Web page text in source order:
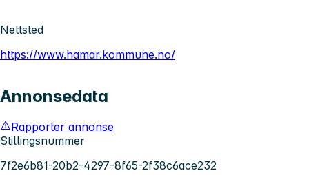
Nettsted
https://www.hamar.kommune.no/
Annonsedata
Rapporter annonse
Stillingsnummer
7f2e6b81-20b2-4297-8f65-2f38c6ace232